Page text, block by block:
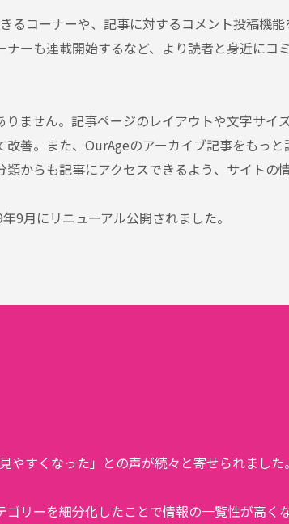
るコーナーや、記事に対するコメント投稿機
ーも連載開始するなど、より読者と身近にコ
ません。記事ページのレイアウトや文字サ
善。また、OurAgeのアーカイブ記事をもっ
からも記事にアクセスできるよう、サイトの
9月にリニューアル公開されました。
すくなった」との声が続々と寄せられました。
リーを細分化したことで情報の一覧性が高く